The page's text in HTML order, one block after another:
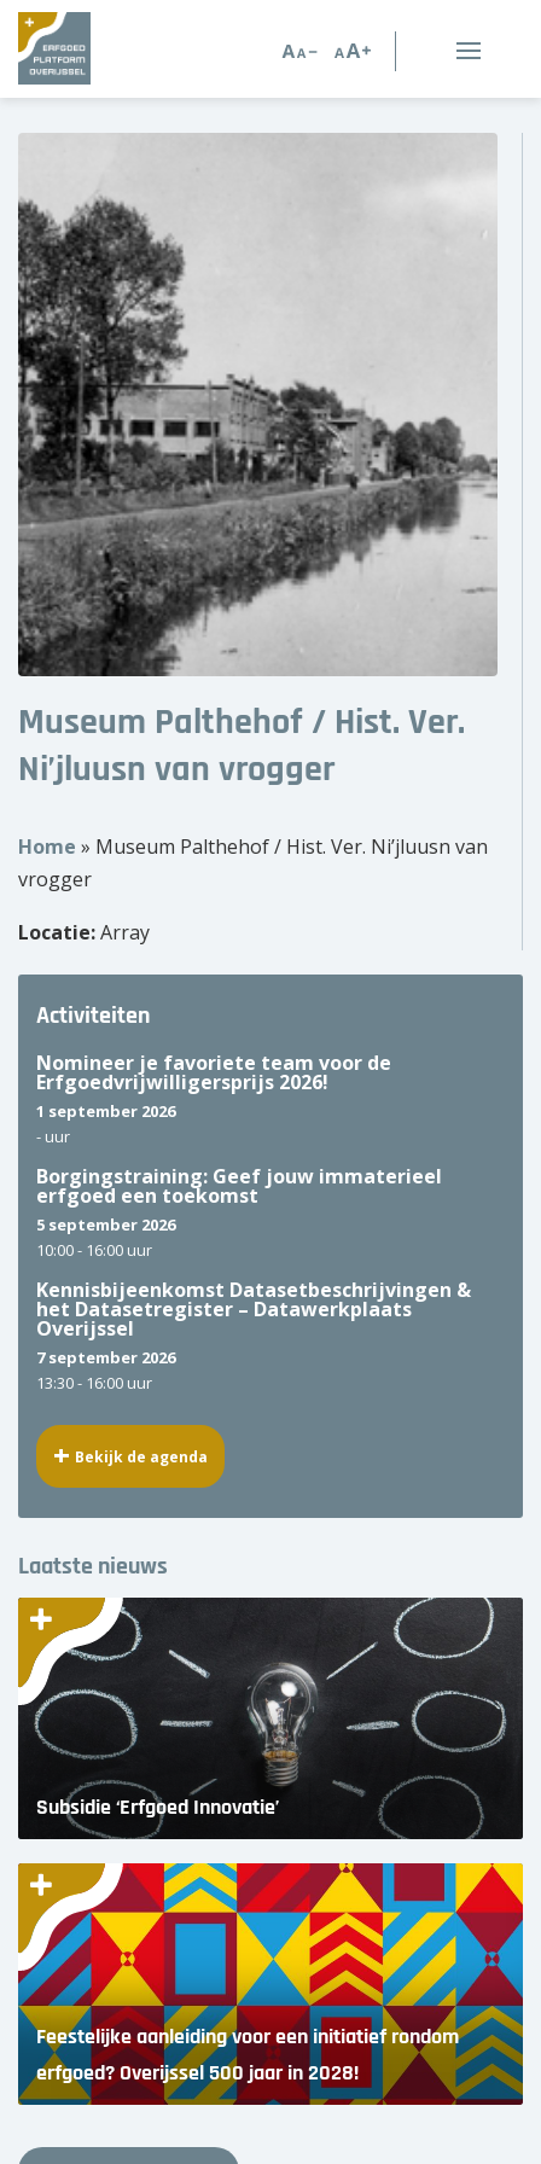
Persoonlijk advies
Nieuws
Agenda
Over ons
Contact
Museum Palthehof / Hist. Ver.
Ni’jluusn van vrogger
Home » Museum Palthehof / Hist. Ver. Ni’jluusn van
vrogger
Locatie:Array
Activiteiten
Nomineer je favoriete team voor de
Erfgoedvrijwilligersprijs 2026!
1 september 2026
- uur
Borgingstraining: Geef jouw immaterieel
erfgoed een toekomst
5 september 2026
10:00 - 16:00 uur
Kennisbijeenkomst Datasetbeschrijvingen &
het Datasetregister – Datawerkplaats
Overijssel
7 september 2026
13:30 - 16:00 uur
Bekijk de agenda
Laatste nieuws
Subsidie ‘Erfgoed Innovatie’
Feestelijke aanleiding voor een initiatief rondom
erfgoed? Overijssel 500 jaar in 2028!